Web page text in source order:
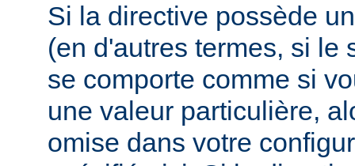
Si la directive possède
(en d'autres termes, si le
se comporte comme si
une valeur particulière,
omise dans votre